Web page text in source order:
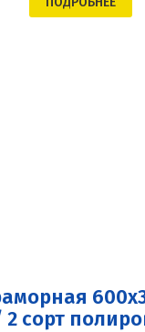
2 сорт